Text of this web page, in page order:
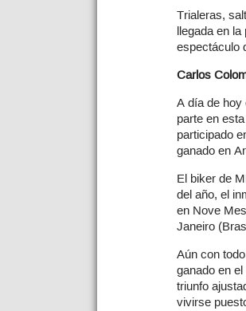
Trialeras,
llegada en
espectáculo
Carlos
A día de hoy
parte en
participado
ganado en
El biker de
del año, el
en Nove
Janeiro
Aún con
ganado en
triunfo
vivirse